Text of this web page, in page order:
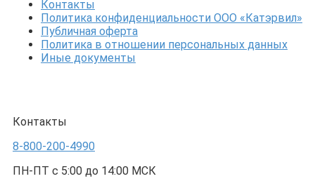
Контакты
Политика конфиденциальности ООО «Катэрвил»
Публичная оферта
Политика в отношении персональных данных
Иные документы
Контакты
8-800-200-4990
ПН-ПТ с 5:00 до 14:00 МСК